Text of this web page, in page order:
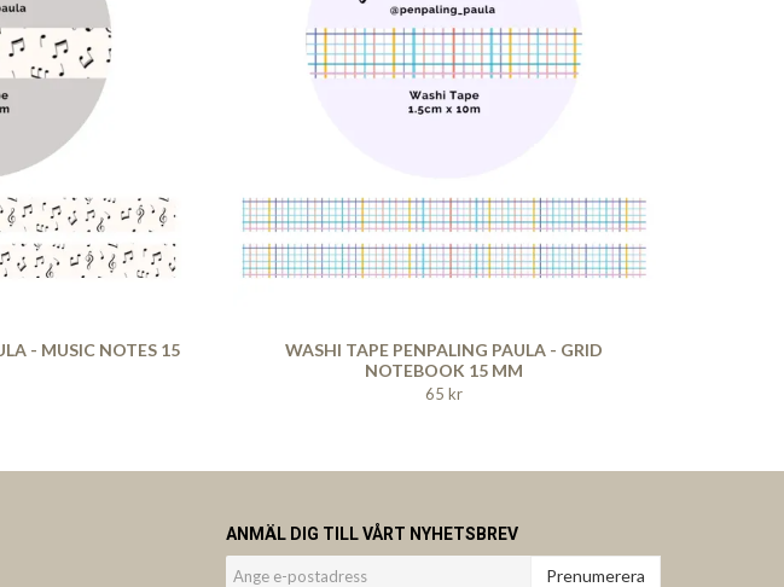
- MUSIC NOTES 15
WASHI TAPE PENPALING PAULA - GRID
NOTEBOOK 15 MM
65 kr
ANMÄL DIG TILL VÅRT NYHETSBREV
Prenumerera